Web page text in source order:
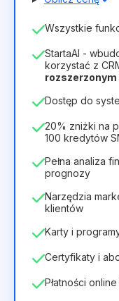
Liczba pracowników
Czas trwania licencji
12 Months
40zł28zł miesiąc
336zł za 12 Months
Wszystkie
StartaAI -
korzystać z
Dostęp do
20% zniżki na
100 kredytów
Pełna analiza
prognozy
Narzędzia
klientów
Karty i
Certyfikaty i
Płatności